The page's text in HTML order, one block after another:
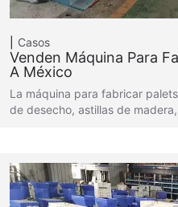
Casos
Venden Máquina Para
A México
La máquina para fabricar
de desecho, astillas de